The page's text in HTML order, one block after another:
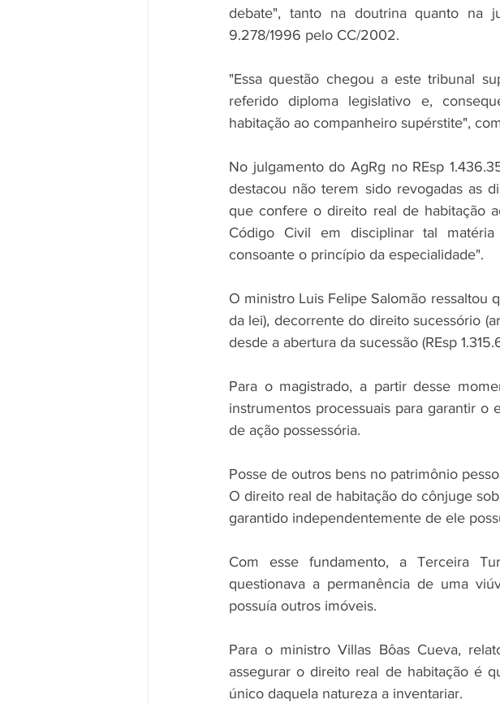
debate", tanto na doutrina quanto na
9.278/1996 pelo CC/2002.
"Essa questão chegou a este tribunal
referido diploma legislativo e,
habitação ao companheiro supérstite",
No julgamento do AgRg no REsp
destacou não terem sido revogadas as
que confere o direito real de habitação
Código Civil em disciplinar tal
consoante o princípio da especialidade".
O ministro Luis Felipe Salomão ressaltou
da lei), decorrente do direito sucessório
desde a abertura da sucessão (REsp
Para o magistrado, a partir desse
instrumentos processuais para garantir
de ação possessória.
Posse de outros bens no patrimônio
O direito real de habitação do cônjuge
garantido independentemente de ele
Com esse fundamento, a Terceira
questionava a permanência de uma
possuía outros imóveis.
Para o ministro Villas Bôas Cueva,
assegurar o direito real de habitação é
único daquela natureza a inventariar.